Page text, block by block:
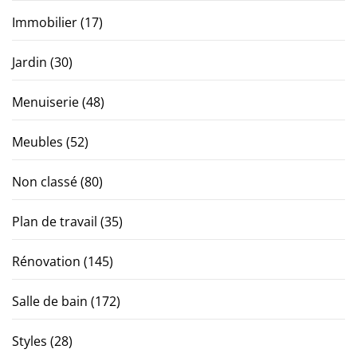
Immobilier(17)
Jardin (30)
Menuiserie(48)
Meubles (52)
Non classé(80)
Plan de travail (35)
Rénovation (145)
Salle de bain (172)
Styles (28)